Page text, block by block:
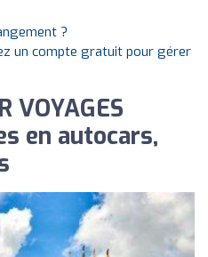
?
un compte gratuit pour gérer
VOYAGES
en autocars,